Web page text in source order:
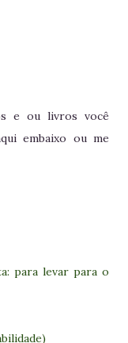
e ou livros você
embaixo ou me
para levar para o